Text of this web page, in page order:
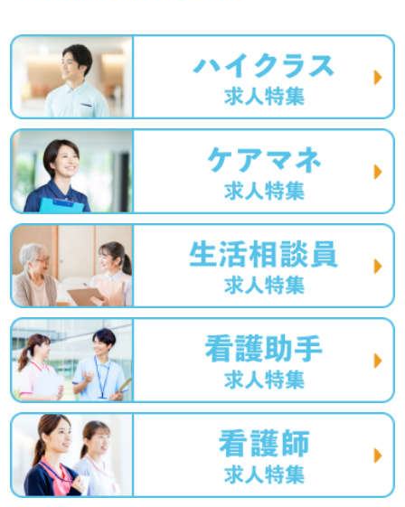
護】＊求人情報収集、将来的に検討の方も遠慮なく＊
LINE、メール、お電話などご希望に応じてお問い合わせ/ご
相談可能です。転職相談、求人紹介、年収交渉など完全無
料サービスをご利用いただけます。＜非公開求人も取扱い
あり！＞"転職支援"のプロと一緒に転職活動！お問い合わ
せお待ちしております。